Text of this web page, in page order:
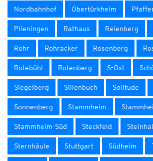
Nordbahnhof Obertürkheim
Plieningen Rathaus Relenberg
Rohr Rohracker Rosenberg
Rotebühl Rotenberg S-Ost
Siegelberg Sillenbuch Solitude
Sonnenberg Stammheim
Stammheim-Süd Steckfeld
Sternhäule Stuttgart Südheim